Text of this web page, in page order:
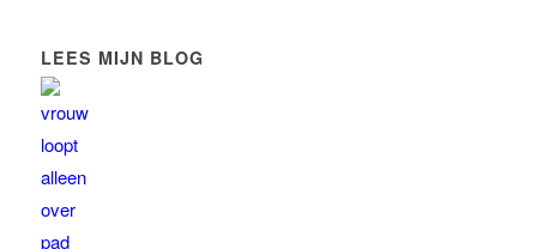
LEES MIJN BLOG